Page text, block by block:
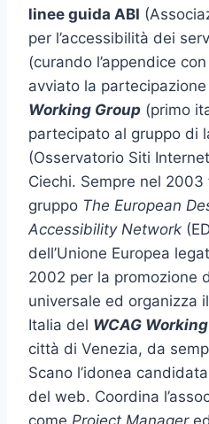
linee guida ABI
per l’accessibilità dei
(curando l’appendice
avviato la partecipazione
Working Group (primo
partecipato al gruppo di
(Osservatorio Siti
Ciechi. Sempre nel
gruppo The European
Accessibility Network
dell’Unione Europea
2002 per la promozione
universale ed organizza
Italia del WCAG
città di Venezia, da
Scano l’idonea
del web. Coordina
come Project Managered